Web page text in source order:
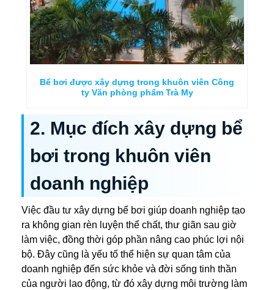
Bể bơi được xây dựng trong khuôn viên Công
ty Văn phòng phẩm Trà My
2. Mục đích xây dựng bể
bơi trong khuôn viên
doanh nghiệp
Việc đầu tư xây dựng bể bơi giúp doanh nghiệp tạo
ra không gian rèn luyện thể chất, thư giãn sau giờ
làm việc, đồng thời góp phần nâng cao phúc lợi nội
bộ. Đây cũng là yếu tố thể hiện sự quan tâm của
doanh nghiệp đến sức khỏe và đời sống tinh thần
của người lao động, từ đó xây dựng môi trường làm